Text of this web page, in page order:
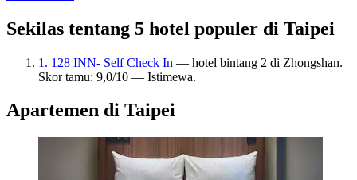
Sekilas tentang 5 hotel populer di Taipei
1. 128 INN- Self Check In — hotel bintang 2 di Zhongshan.
Skor tamu: 9,0/10 — Istimewa.
Apartemen di Taipei